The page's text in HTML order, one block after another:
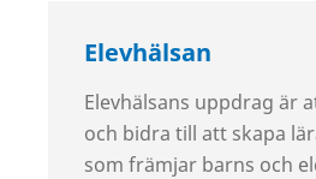
Elevhälsan
Elevhälsans uppdrag är
och bidra till att skapa
som främjar barns och